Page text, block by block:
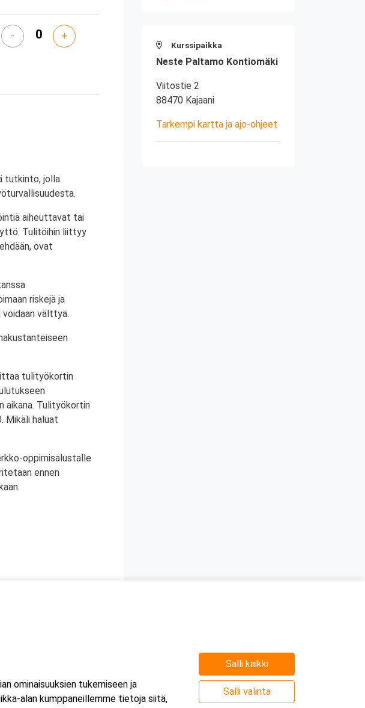
- +
tutkinto, jolla
aiheuttavat tai
Tulitöihin liittyy
ovat
riskejä ja
välttyä.
tulityökortin
aikana. Tulityökortin
Mikäli haluat
oppimisalustalle
ennen
ja
kortti ei ole
Kurssipaikka
Neste Paltamo Kontiomäki
Viitostie 2
88470 Kajaani
Tarkempi kartta ja ajo-ohjeet
ominaisuuksien tukemiseen ja
alan kumppaneillemme tietoja siitä,
Salli kaikki
Salli valinta